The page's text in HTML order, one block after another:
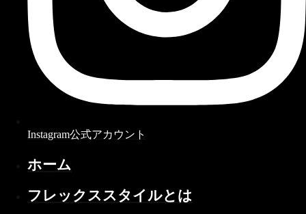
Instagram公式アカウント
ホーム
フレックススタイルとは